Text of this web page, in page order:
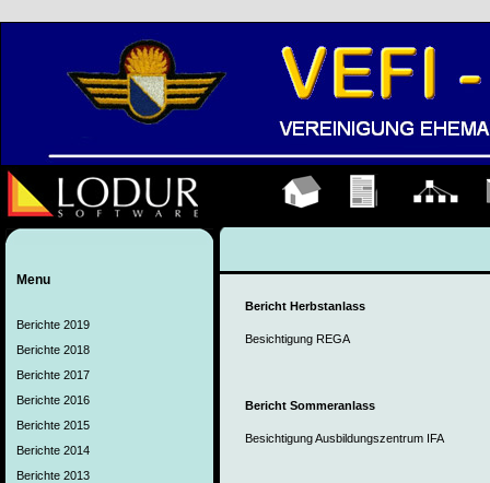
Menu
Berichte 2019
Berichte 2018
Berichte 2017
Berichte 2016
Berichte 2015
Berichte 2014
Berichte 2013
Bericht Herbstanlass
Besichtigung REGA
Bericht Sommeranlass
Besichtigung Ausbildungszentrum IFA